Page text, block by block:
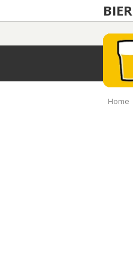
BIER
Home